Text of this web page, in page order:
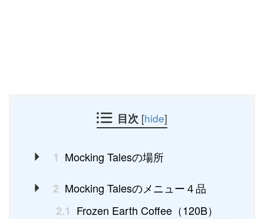
目次 [hide]
1 Mocking Talesの場所
2 Mocking Talesのメニュー４品
2.1 Frozen Earth Coffee（120B）